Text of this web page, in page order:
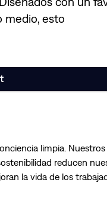
medio, esto
limpia.
reducen
la vida de los